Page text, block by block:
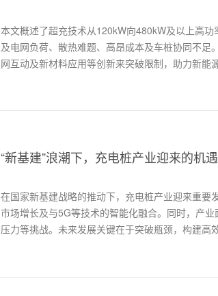
本文概述了超充技术从120kW向480kW及以上高
及电网负荷、散热难题、高昂成本及车桩协同不
网互动及新材料应用等创新来突破限制，助力新能
“新基建”浪潮下，充电桩产业迎来的机
在国家新基建战略的推动下，充电桩产业迎来重要
市场增长及与5G等技术的智能化融合。同时，产
压力等挑战。未来发展关键在于突破瓶颈，构建高